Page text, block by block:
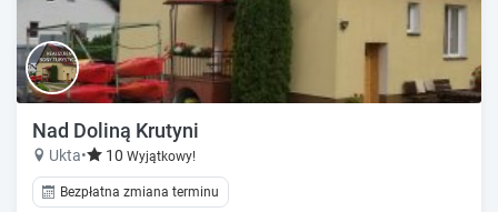
Nad Doliną Krutyni
Ukta• 10 Wyjątkowy!
Bezpłatna zmiana terminu